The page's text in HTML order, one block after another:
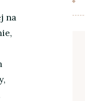
na